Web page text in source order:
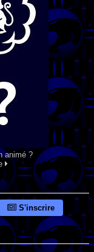
animé ?
S'inscrire